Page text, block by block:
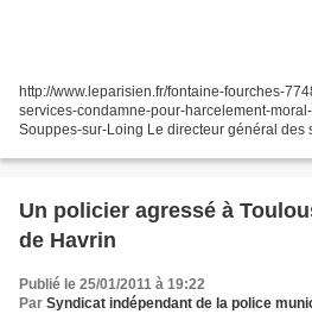
http://www.leparisien.fr/fontaine-fourches-
services-condamne-pour-harcelement-
Souppes-sur-Loing Le directeur général des
Un policier agressé à
de Havrin
Publié le 25/01/2011 à 19:22
Par Syndicat indépendant de la police